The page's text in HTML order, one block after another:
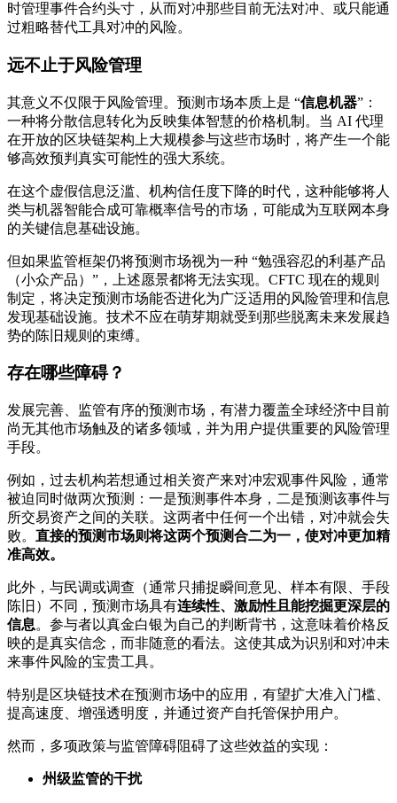
时管理事件合约头寸，从而对冲那些目前无法对冲、或只能通
过粗略替代工具对冲的风险。
远不止于风险管理
其意义不仅限于风险管理。预测市场本质上是 “信息机器”：
一种将分散信息转化为反映集体智慧的价格机制。当 AI 代理
在开放的区块链架构上大规模参与这些市场时，将产生一个能
够高效预判真实可能性的强大系统。
在这个虚假信息泛滥、机构信任度下降的时代，这种能够将人
类与机器智能合成可靠概率信号的市场，可能成为互联网本身
的关键信息基础设施。
但如果监管框架仍将预测市场视为一种 “勉强容忍的利基产品
（小众产品）”，上述愿景都将无法实现。CFTC 现在的规则
制定，将决定预测市场能否进化为广泛适用的风险管理和信息
发现基础设施。技术不应在萌芽期就受到那些脱离未来发展趋
势的陈旧规则的束缚。
存在哪些障碍？
发展完善、监管有序的预测市场，有潜力覆盖全球经济中目前
尚无其他市场触及的诸多领域，并为用户提供重要的风险管理
手段。
例如，过去机构若想通过相关资产来对冲宏观事件风险，通常
被迫同时做两次预测：一是预测事件本身，二是预测该事件与
所交易资产之间的关联。这两者中任何一个出错，对冲就会失
败。 直接的预测市场则将这两个预测合二为一，使对冲更加精
准高效。
此外，与民调或调查（通常只捕捉瞬间意见、样本有限、手段
陈旧）不同，预测市场具有连续性、激励性且能挖掘更深层的
信息。参与者以真金白银为自己的判断背书，这意味着价格反
映的是真实信念，而非随意的看法。这使其成为识别和对冲未
来事件风险的宝贵工具。
特别是区块链技术在预测市场中的应用，有望扩大准入门槛、
提高速度、增强透明度，并通过资产自托管保护用户。
然而，多项政策与监管障碍阻碍了这些效益的实现：
州级监管的干扰